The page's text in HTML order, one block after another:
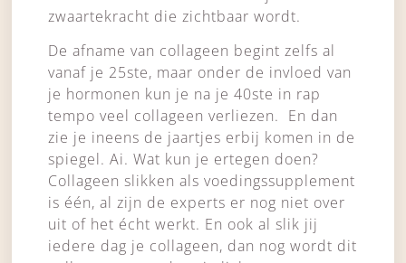
zwaartekracht die zichtbaar wordt.
De afname van collageen begint zelfs al
vanaf je 25ste, maar onder de invloed van
je hormonen kun je na je 40ste in rap
tempo veel collageen verliezen. En dan
zie je ineens de jaartjes erbij komen in de
spiegel. Ai. Wat kun je ertegen doen?
Collageen slikken als voedingssupplement
is één, al zijn de experts er nog niet over
uit of het écht werkt. En ook al slik jij
iedere dag je collageen, dan nog wordt dit